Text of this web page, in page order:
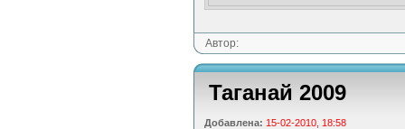
Автор:
Таганай 2009
Добавлена: 15-02-2010, 18:58